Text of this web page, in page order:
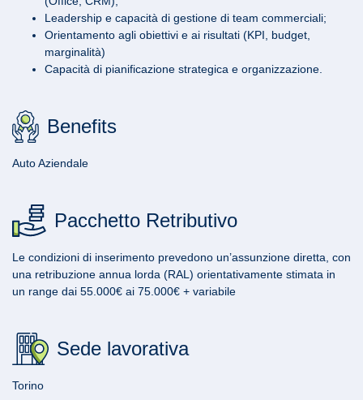
Leadership e capacità di gestione di team commerciali;
Orientamento agli obiettivi e ai risultati (KPI, budget,
marginalità)
Capacità di pianificazione strategica e organizzazione.
Benefits
Auto Aziendale
Pacchetto Retributivo
Le condizioni di inserimento prevedono un’assunzione diretta, con
una retribuzione annua lorda (RAL) orientativamente stimata in
un range dai 55.000€ ai 75.000€ + variabile
Sede lavorativa
Torino